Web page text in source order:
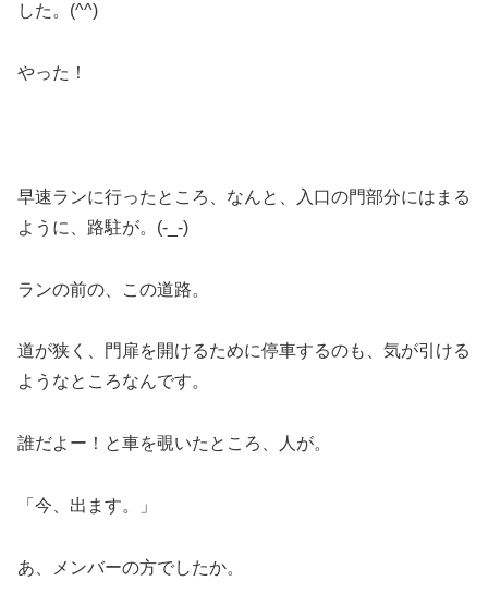
した。(^^)
やった！
早速ランに行ったところ、なんと、入口の門部分にはまる
ように、路駐が。(-_-)
ランの前の、この道路。
道が狭く、門扉を開けるために停車するのも、気が引ける
ようなところなんです。
誰だよー！と車を覗いたところ、人が。
「今、出ます。」
あ、メンバーの方でしたか。